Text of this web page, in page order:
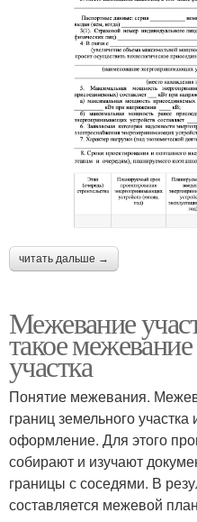
читать дальше →
Межевание
такое
участка
Понятие межевания.
границ земельного
оформление. Для этого
собирают и изучают
границы с соседями. В
составляется межевой